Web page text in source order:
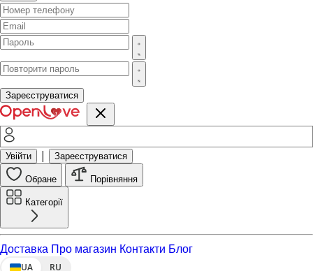
Зареєструватися
Увійти | Зареєструватися
Обране Порівняння
Категорії
Доставка Про магазин Контакти Блог
UA RU